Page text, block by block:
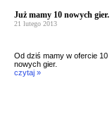
Już mamy 10 nowych gier.
21 lutego 2013
Od dziś mamy w ofercie 10
nowych gier.
czytaj »